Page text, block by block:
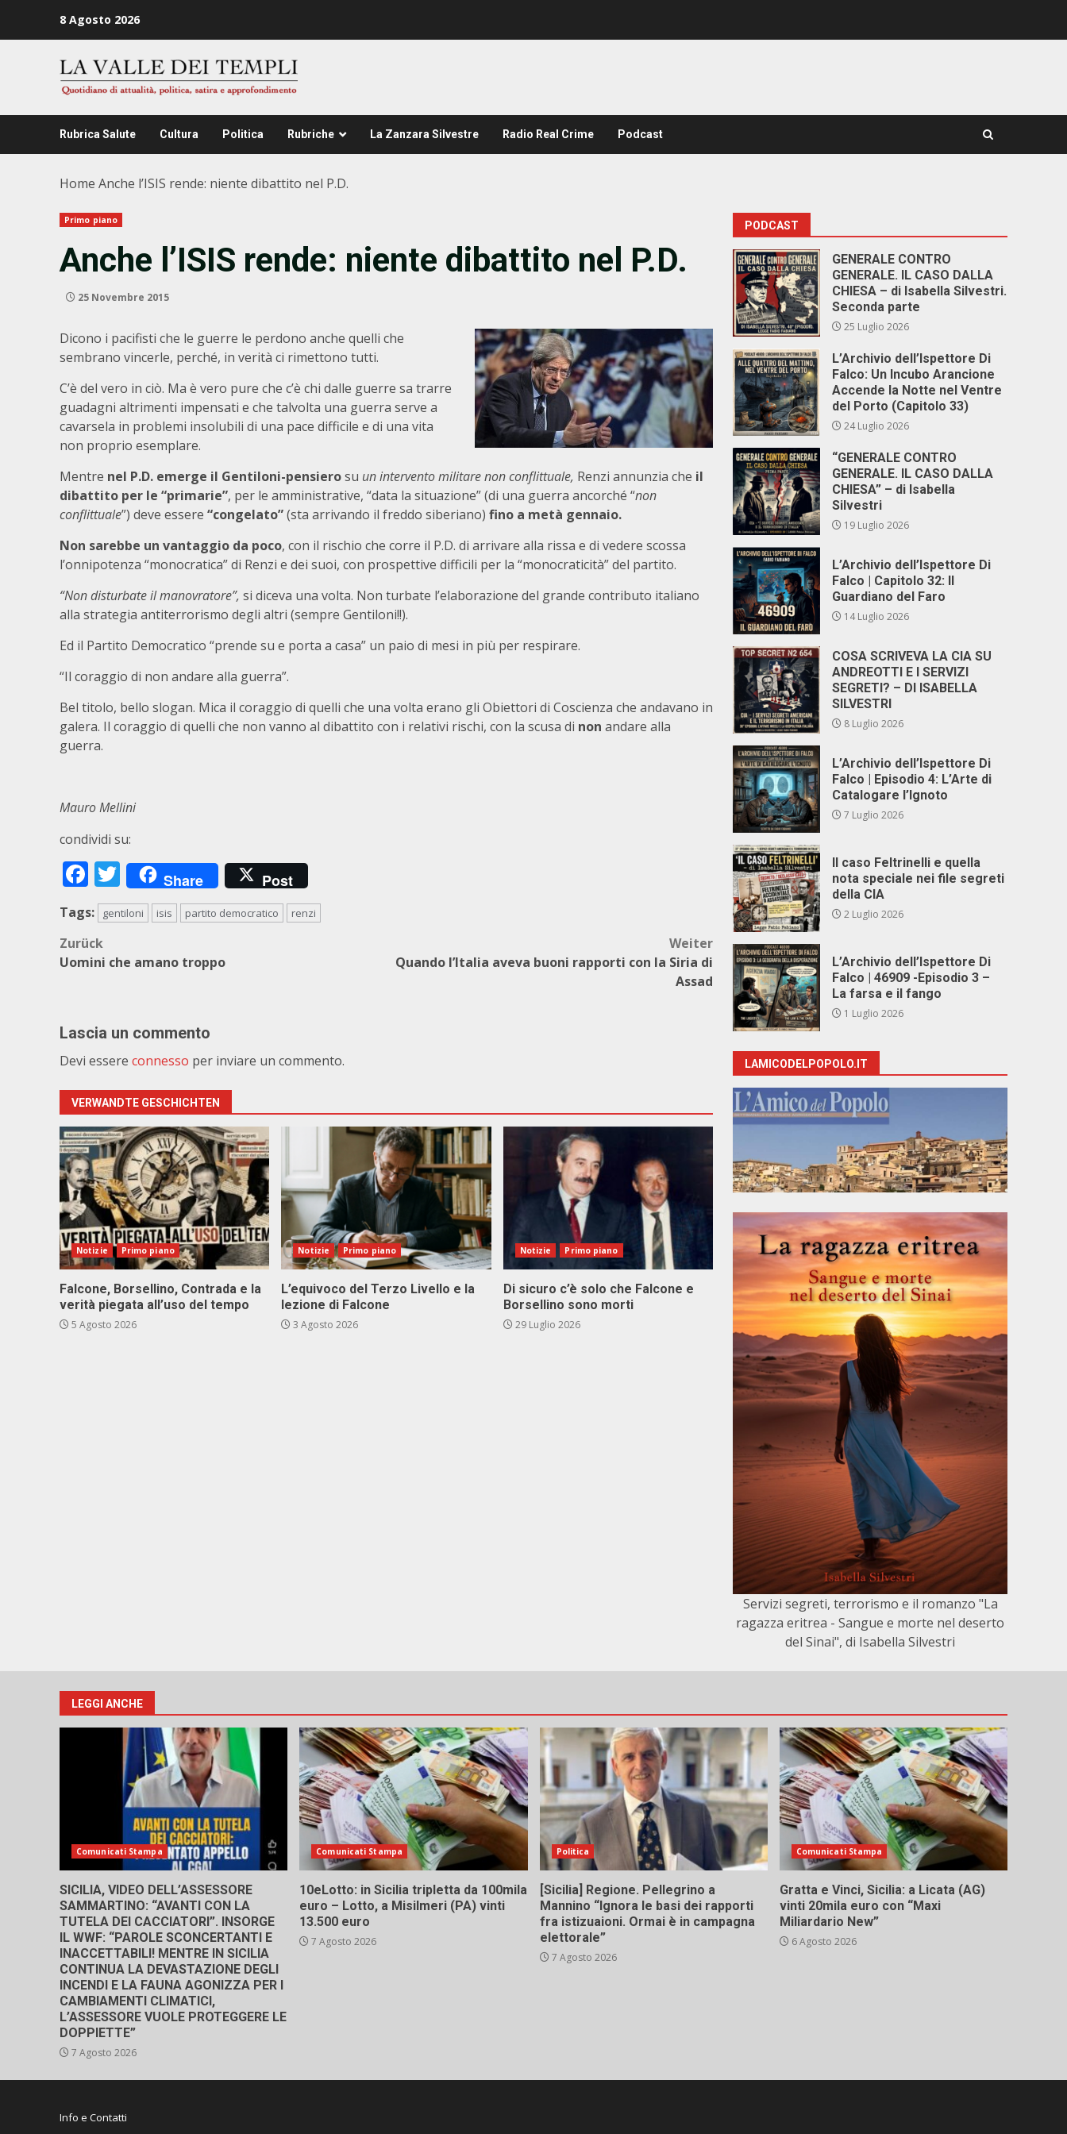
8 Agosto 2026
Rubrica Salute Cultura Politica Rubriche La Zanzara Silvestre Radio Real Crime Podcast
Home Anche l’ISIS rende: niente dibattito nel P.D.
Primo piano
Anche l’ISIS rende: niente dibattito nel P.D.
25 Novembre 2015
Dicono i pacifisti che le guerre le perdono anche quelli che
sembrano vincerle, perché, in verità ci rimettono tutti.
C’è del vero in ciò. Ma è vero pure che c’è chi dalle guerre sa trarre
guadagni altrimenti impensati e che talvolta una guerra serve a
cavarsela in problemi insolubili di una pace difficile e di una vita
non proprio esemplare.
Mentre nel P.D. emerge il Gentiloni-pensierosu un intervento militare non conflittuale, Renzi annunzia che il
dibattito per le “primarie”, per le amministrative, “data la situazione” (di una guerra ancorché “non
conflittuale”) deve essere “congelato”(sta arrivando il freddo siberiano) fino a metà gennaio.
Non sarebbe un vantaggio da poco, con il rischio che corre il P.D. di arrivare alla rissa e di vedere scossa
l’onnipotenza “monocratica” di Renzi e dei suoi, con prospettive difficili per la “monocraticità” del partito.
“Non disturbate il manovratore”, si diceva una volta. Non turbate l’elaborazione del grande contributo italiano
alla strategia antiterrorismo degli altri (sempre Gentiloni!!).
Ed il Partito Democratico “prende su e porta a casa” un paio di mesi in più per respirare.
“Il coraggio di non andare alla guerra”.
Bel titolo, bello slogan. Mica il coraggio di quelli che una volta erano gli Obiettori di Coscienza che andavano in
galera. Il coraggio di quelli che non vanno al dibattito con i relativi rischi, con la scusa di non andare alla
guerra.
Mauro Mellini
condividi su:
Facebook
Twitter
Share Post
Tags: gentiloni isis partito democratico renzi
Beitragsnavigation
Zurück
Uomini che amano troppo
Weiter
Quando l’Italia aveva buoni rapporti con la Siria di
Assad
Lascia un commento
Devi essere connesso per inviare un commento.
VERWANDTE GESCHICHTEN
Notizie Primo piano
Falcone, Borsellino, Contrada e la
verità piegata all’uso del tempo
5 Agosto 2026
Notizie Primo piano
L’equivoco del Terzo Livello e la
lezione di Falcone
3 Agosto 2026
Notizie Primo piano
Di sicuro c’è solo che Falcone e
Borsellino sono morti
29 Luglio 2026
PODCAST
GENERALE CONTRO
GENERALE. IL CASO DALLA
CHIESA – di Isabella Silvestri.
Seconda parte
25 Luglio 2026
L’Archivio dell’Ispettore Di
Falco: Un Incubo Arancione
Accende la Notte nel Ventre
del Porto (Capitolo 33)
24 Luglio 2026
“GENERALE CONTRO
GENERALE. IL CASO DALLA
CHIESA” – di Isabella
Silvestri
19 Luglio 2026
L’Archivio dell’Ispettore Di
Falco | Capitolo 32: Il
Guardiano del Faro
14 Luglio 2026
COSA SCRIVEVA LA CIA SU
ANDREOTTI E I SERVIZI
SEGRETI? – DI ISABELLA
SILVESTRI
8 Luglio 2026
L’Archivio dell’Ispettore Di
Falco | Episodio 4: L’Arte di
Catalogare l’Ignoto
7 Luglio 2026
Il caso Feltrinelli e quella
nota speciale nei file segreti
della CIA
2 Luglio 2026
L’Archivio dell’Ispettore Di
Falco | 46909 -Episodio 3 –
La farsa e il fango
1 Luglio 2026
LAMICODELPOPOLO.IT
Servizi segreti, terrorismo e il romanzo "La
ragazza eritrea - Sangue e morte nel deserto
del Sinai", di Isabella Silvestri
LEGGI ANCHE
Comunicati Stampa
SICILIA, VIDEO DELL’ASSESSORE
SAMMARTINO: “AVANTI CON LA
TUTELA DEI CACCIATORI”. INSORGE
IL WWF: “PAROLE SCONCERTANTI E
INACCETTABILI! MENTRE IN SICILIA
CONTINUA LA DEVASTAZIONE DEGLI
INCENDI E LA FAUNA AGONIZZA PER I
CAMBIAMENTI CLIMATICI,
L’ASSESSORE VUOLE PROTEGGERE LE
DOPPIETTE”
7 Agosto 2026
Comunicati Stampa
10eLotto: in Sicilia tripletta da 100mila
euro – Lotto, a Misilmeri (PA) vinti
13.500 euro
7 Agosto 2026
Politica
[Sicilia] Regione. Pellegrino a
Mannino “Ignora le basi dei rapporti
fra istizuaioni. Ormai è in campagna
elettorale”
7 Agosto 2026
Comunicati Stampa
Gratta e Vinci, Sicilia: a Licata (AG)
vinti 20mila euro con “Maxi
Miliardario New”
6 Agosto 2026
Info e Contatti